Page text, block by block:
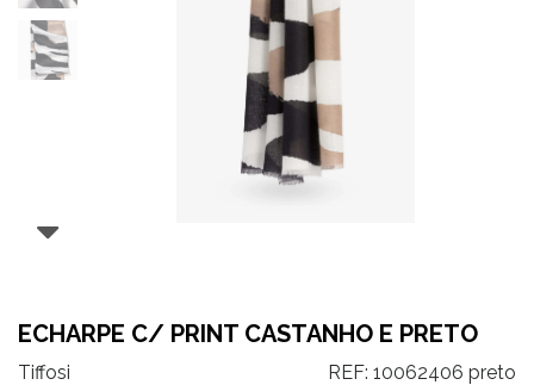
ECHARPE C/ PRINT CASTANHO E PRETO
Tiffosi REF: 10062406 preto